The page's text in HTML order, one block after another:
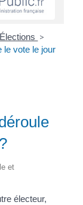
>
le vote le jour
et
électeur,